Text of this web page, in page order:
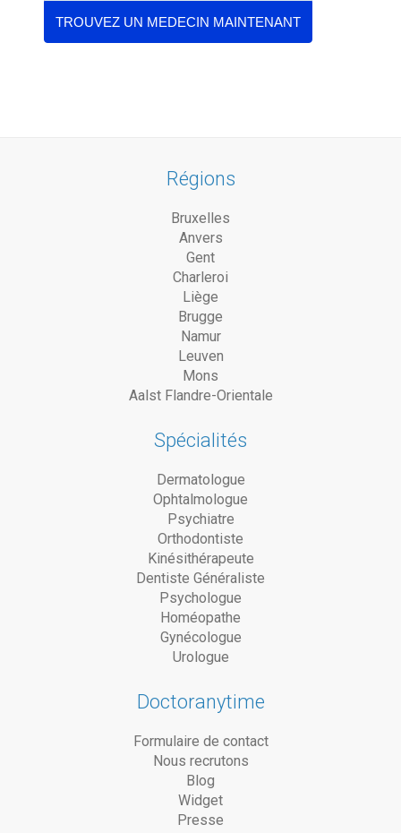
Régions
Bruxelles
Anvers
Gent
Charleroi
Liège
Brugge
Namur
Leuven
Mons
Aalst Flandre-Orientale
Spécialités
Dermatologue
Ophtalmologue
Psychiatre
Orthodontiste
Kinésithérapeute
Dentiste Généraliste
Psychologue
Homéopathe
Gynécologue
Urologue
Doctoranytime
Formulaire de contact
Nous recrutons
Blog
Widget
Presse